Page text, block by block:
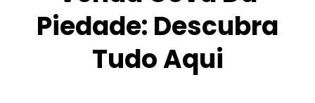
Piedade: Descubra
Tudo Aqui